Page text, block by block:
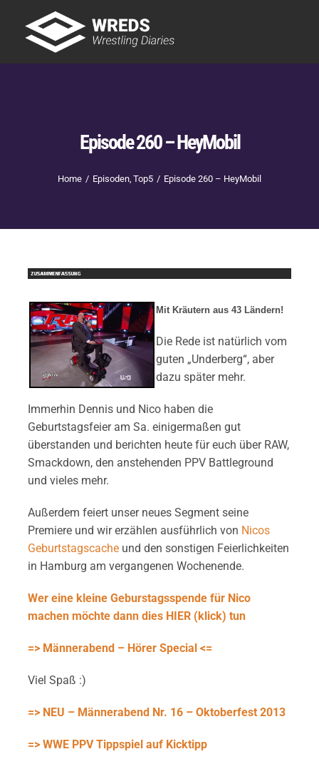
content
Episode 260 – HeyMobil
Home Episoden Top5 Episode 260 – HeyMobil
Mit Kräutern aus 43 Ländern!
Die Rede ist natürlich vom
guten „Underberg“, aber
dazu später mehr.
Immerhin Dennis und Nico haben die
Geburtstagsfeier am Sa. einigermaßen gut
überstanden und berichten heute für euch über RAW,
Smackdown, den anstehenden PPV Battleground
und vieles mehr.
Außerdem feiert unser neues Segment seine
Premiere und wir erzählen ausführlich von Nicos
Geburtstagscacheund den sonstigen Feierlichkeiten
in Hamburg am vergangenen Wochenende.
Wer eine kleine Geburstagsspende für Nico
machen möchte dann dies HIER (klick) tun
=> Männerabend – Hörer Special <=
Viel Spaß :)
=> NEU – Männerabend Nr. 16 – Oktoberfest 2013
=> WWE PPV Tippspiel auf Kicktipp